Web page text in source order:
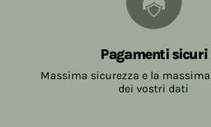
Pagamenti sicuri
Massima sicurezza e la
dei vostri dati